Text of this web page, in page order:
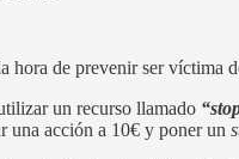
hora de prevenir ser víctima
un recurso llamado
una acción a 10€ y poner un